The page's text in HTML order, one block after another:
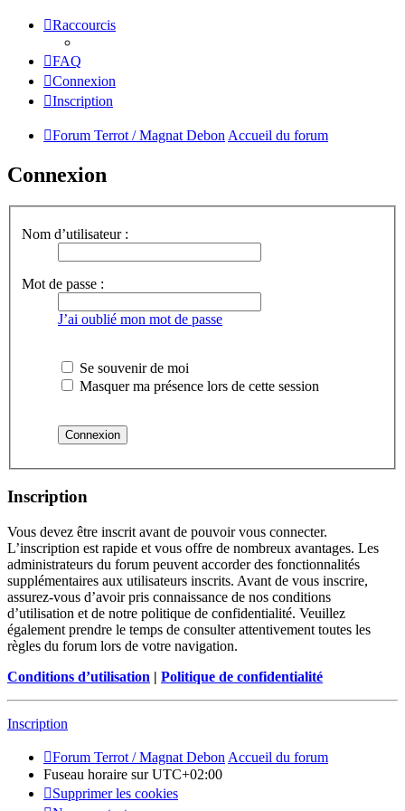
Raccourcis
FAQ
Connexion
Inscription
Forum Terrot / Magnat Debon Accueil du forum
Connexion
Nom d’utilisateur :
Mot de passe :
J’ai oublié mon mot de passe
Se souvenir de moi
Masquer ma présence lors de cette session
Inscription
Vous devez être inscrit avant de pouvoir vous connecter.
L’inscription est rapide et vous offre de nombreux avantages. Les
administrateurs du forum peuvent accorder des fonctionnalités
supplémentaires aux utilisateurs inscrits. Avant de vous inscrire,
assurez-vous d’avoir pris connaissance de nos conditions
d’utilisation et de notre politique de confidentialité. Veuillez
également prendre le temps de consulter attentivement toutes les
règles du forum lors de votre navigation.
Conditions d’utilisation | Politique de confidentialité
Inscription
Forum Terrot / Magnat Debon Accueil du forum
Fuseau horaire surUTC+02:00
Supprimer les cookies